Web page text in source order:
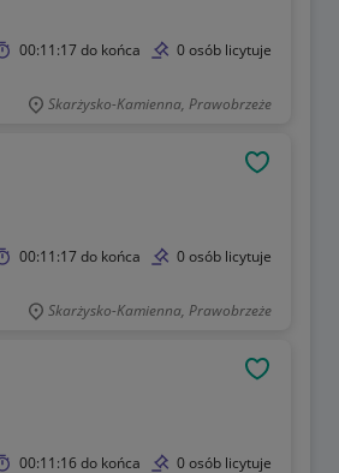
00:11:17do końca 0 osób licytuje
Skarżysko-Kamienna, Prawobrzeże
00:11:17do końca 0 osób licytuje
Skarżysko-Kamienna, Prawobrzeże
00:11:16do końca 0 osób licytuje